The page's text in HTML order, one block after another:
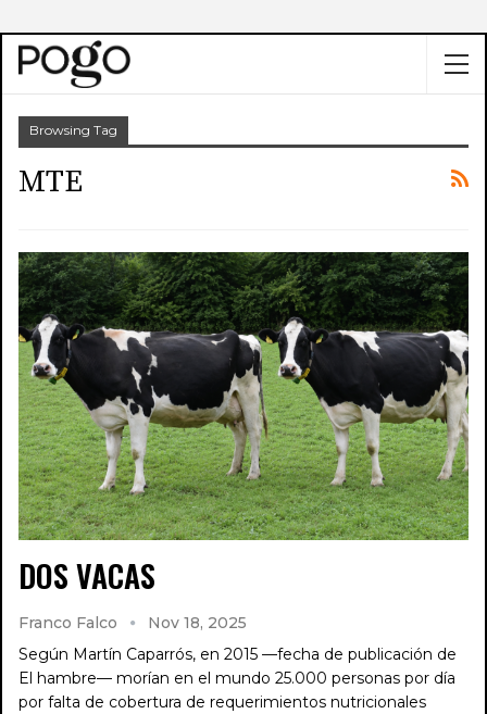
Browsing Tag
MTE
DOS VACAS
Franco Falco
Nov 18, 2025
Según Martín Caparrós, en 2015 —fecha de publicación de
El hambre— morían en el mundo 25.000 personas por día
por falta de cobertura de requerimientos nutricionales